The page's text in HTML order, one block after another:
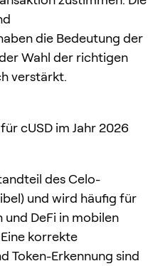
die Bedeutung der
Wahl der richtigen
verstärkt.
cUSD im Jahr 2026
des Celo-
und wird häufig für
und DeFi in mobilen
korrekte
Token-Erkennung sind